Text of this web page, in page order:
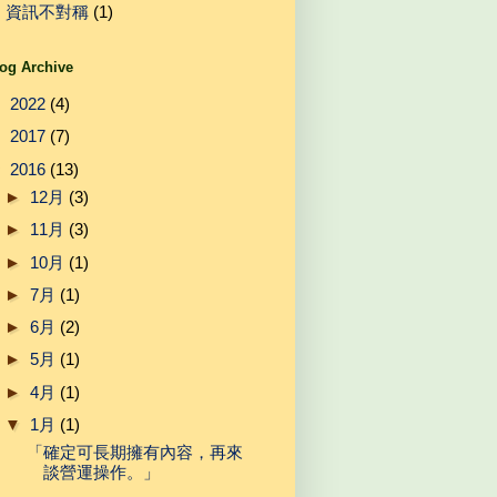
資訊不對稱 (1)
Archive
2022 (4)
2017 (7)
2016 (13)
► 12月 (3)
► 11月 (3)
► 10月 (1)
► 7月 (1)
► 6月 (2)
► 5月 (1)
► 4月 (1)
▼
1月 (1)
「確定可長期擁有內容，再來
談營運操作。」